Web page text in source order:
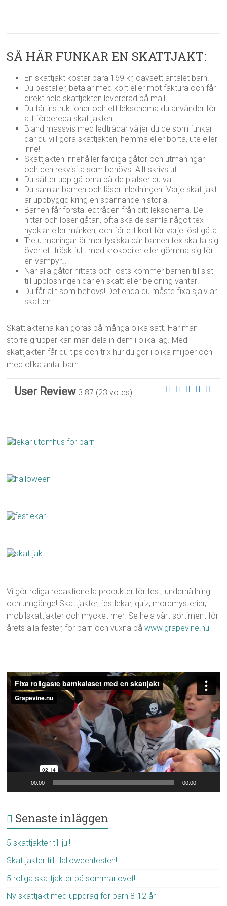
SÅ HÄR FUNKAR EN SKATTJAKT:
En skattjakt kostar bara 169 kr, oavsett antalet barn.
Du beställer, betalar med kort eller mot faktura och får
direkt hela skattjakten levererad på mail.
Du får instruktioner och ett lekschema du använder för
att förbereda skattjakten.
Bland massvis med ledtrådar väljer du de som funkar
där du vill göra skattjakten, hemma eller borta, ute eller
inne!
Skattjakten innehåller färdiga gåtor och utmaningar
och den rekvisita som behövs. Allt skrivs ut.
Du sätter upp gåtorna på de platser du valt.
Du samlar barnen och läser inledningen. Varje skattjakt
är uppbyggd kring en spännande historia.
Barnen får första ledtråden från ditt lekschema. De
hittar och löser gåtan, ofta ska de samla något tex
nycklar eller märken, och får ett kort för varje löst gåta.
Tre utmaningar är mer fysiska där barnen tex ska ta sig
över ett träsk fullt med krokodiler eller gömma sig för
en vampyr…
När alla gåtor hittats och lösts kommer barnen till sist
till upplösningen där en skatt eller belöning väntar!
Du får allt som behövs! Det enda du måste fixa själv är
skatten.
Skattjakterna kan göras på många olika sätt. Har man
större grupper kan man dela in dem i olika lag. Med
skattjakten får du tips och trix hur du gör i olika miljöer och
med olika antal barn.
User Review 3.87 (23 votes)
Vi gör roliga redaktionella produkter för fest, underhållning
och umgänge! Skattjakter, festlekar, quiz, mordmysterier,
mobilskattjakter och mycket mer. Se hela vårt sortiment för
årets alla fester, för barn och vuxna påwww.grapevine.nu
Videospelare
00:00 00:00
Senaste inläggen
5 skattjakter till jul!
Skattjakter till Halloweenfesten!
5 roliga skattjakter på sommarlovet!
Ny skattjakt med uppdrag för barn 8-12 år